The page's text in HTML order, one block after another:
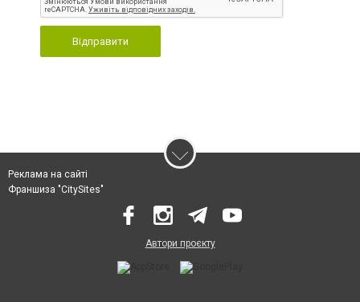
Відправити
Реклама на сайті
Франшиза "CitySites"
Автори проєкту